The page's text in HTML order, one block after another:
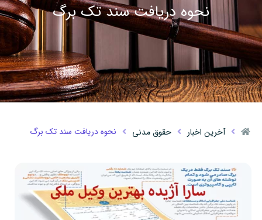
نحوه دریافت سند تک برگ
آخرین اخبار حقوق مدنی نحوه دریافت سند تک برگ